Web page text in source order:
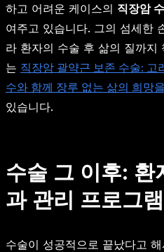
하고 어려운 케이스의 직장암
여주고 있습니다. 그의 섬세한
라 환자의 수술 후 삶의 질까지
는 직장암 괄약근 보존 수술: 고
수와 함께 장루 없는 삶의 희망
있습니다.
수술 그 이후: 환
과 관리 프로그램
수술이 성공적으로 끝났다고